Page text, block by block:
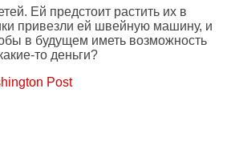
Ей предстоит растить их в
привезли ей швейную машину, и
в будущем иметь возможность
то деньги?
Post